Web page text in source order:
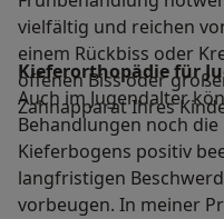
vielfältig und reichen
einem Rückbiss oder
offenen Biss oder
Zahnapparat Ihres
Kieferorthopädie für
Auch im Jugendalter
Behandlungen noch
Kieferbogens positiv
langfristigen
vorbeugen. In meiner